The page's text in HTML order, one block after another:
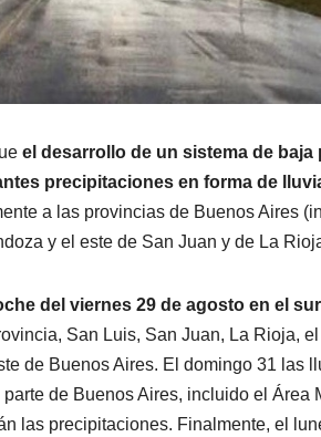
el desarrollo de un sistema de baja
precipitaciones en forma de
a las provincias de Buenos Aires
y el este de San Juan y de La
del viernes 29 de agosto en el
San Luis, San Juan, La Rioja,
de Buenos Aires. El domingo 31 las
de Buenos Aires, incluido el Área
las precipitaciones. Finalmente, el